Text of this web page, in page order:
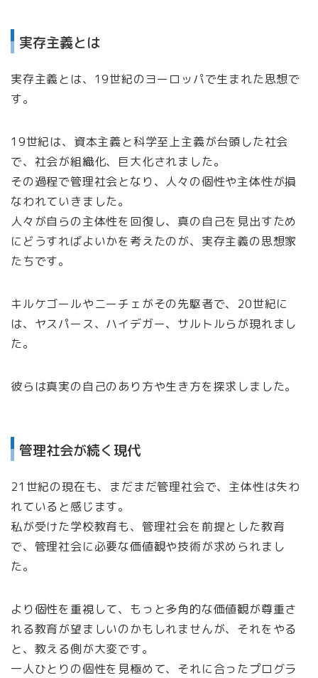
実存主義とは
実存主義とは、19世紀のヨーロッパで生まれた思想で
す。
19世紀は、資本主義と科学至上主義が台頭した社会
で、社会が組織化、巨大化されました。
その過程で管理社会となり、人々の個性や主体性が損
なわれていきました。
人々が自らの主体性を回復し、真の自己を見出すため
にどうすればよいかを考えたのが、実存主義の思想家
たちです。
キルケゴールやニーチェがその先駆者で、20世紀に
は、ヤスパース、ハイデガー、サルトルらが現れまし
た。
彼らは真実の自己のあり方や生き方を探求しました。
管理社会が続く現代
21世紀の現在も、まだまだ管理社会で、主体性は失わ
れていると感じます。
私が受けた学校教育も、管理社会を前提とした教育
で、管理社会に必要な価値観や技術が求められまし
た。
より個性を重視して、もっと多角的な価値観が尊重さ
れる教育が望ましいのかもしれませんが、それをやる
と、教える側が大変です。
一人ひとりの個性を見極めて、それに合ったプログラ